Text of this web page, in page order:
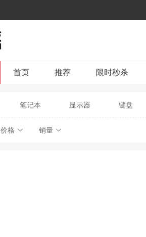
首页 推荐 限时秒杀
笔记本 显示器 键盘
价格 销量